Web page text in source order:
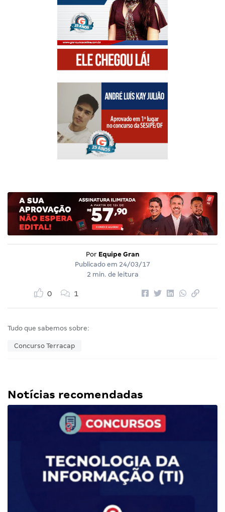
Por Equipe Gran
Publicado em 24/03/17
2 min. de leitura
0 1
Tudo que sabemos sobre:
Concurso Terracap
Notícias recomendadas